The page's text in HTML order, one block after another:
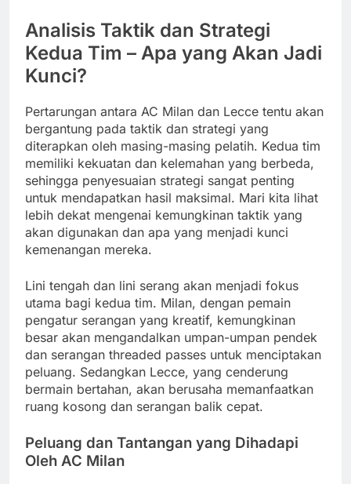
Analisis Taktik dan Strategi
Kedua Tim – Apa yang Akan Jadi
Kunci?
Pertarungan antara AC Milan dan Lecce tentu akan
bergantung pada taktik dan strategi yang
diterapkan oleh masing-masing pelatih. Kedua tim
memiliki kekuatan dan kelemahan yang berbeda,
sehingga penyesuaian strategi sangat penting
untuk mendapatkan hasil maksimal. Mari kita lihat
lebih dekat mengenai kemungkinan taktik yang
akan digunakan dan apa yang menjadi kunci
kemenangan mereka.
Lini tengah dan lini serang akan menjadi fokus
utama bagi kedua tim. Milan, dengan pemain
pengatur serangan yang kreatif, kemungkinan
besar akan mengandalkan umpan-umpan pendek
dan serangan threaded passes untuk menciptakan
peluang. Sedangkan Lecce, yang cenderung
bermain bertahan, akan berusaha memanfaatkan
ruang kosong dan serangan balik cepat.
Peluang dan Tantangan yang Dihadapi
Oleh AC Milan